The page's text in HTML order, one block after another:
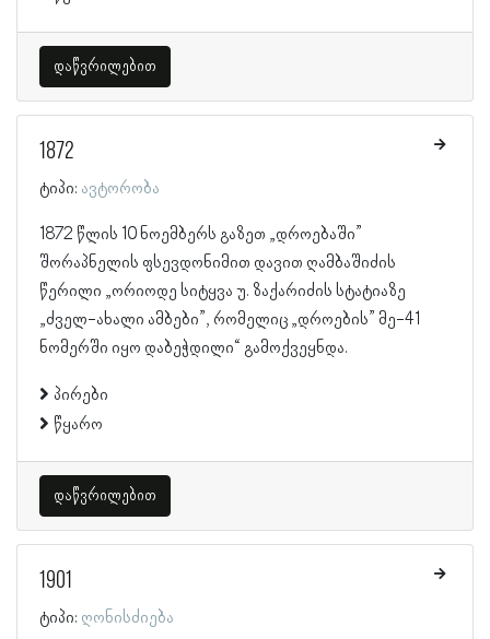
დაწვრილებით
1872
ტიპი: ავტორობა
1872 წლის 10 ნოემბერს გაზეთ „დროებაში”
შორაპნელის ფსევდონიმით დავით ღამბაშიძის
წერილი „ორიოდე სიტყვა უ. ზაქარიძის სტატიაზე
„ძველ-ახალი ამბები”, რომელიც „დროების” მე-41
ნომერში იყო დაბეჭდილი“ გამოქვეყნდა.
პირები
წყარო
დაწვრილებით
1901
ტიპი: ღონისძიება